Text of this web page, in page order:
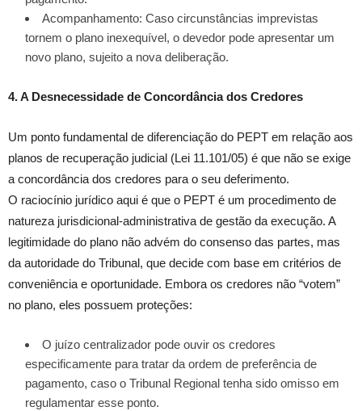
Acompanhamento: Caso circunstâncias imprevistas
tornem o plano inexequível, o devedor pode apresentar um
novo plano, sujeito a nova deliberação.
4. A Desnecessidade de Concordância dos Credores
Um ponto fundamental de diferenciação do PEPT em relação aos
planos de recuperação judicial (Lei 11.101/05) é que não se exige
a concordância dos credores para o seu deferimento.
O raciocínio jurídico aqui é que o PEPT é um procedimento de
natureza jurisdicional-administrativa de gestão da execução. A
legitimidade do plano não advém do consenso das partes, mas
da autoridade do Tribunal, que decide com base em critérios de
conveniência e oportunidade. Embora os credores não “votem”
no plano, eles possuem proteções:
O juízo centralizador pode ouvir os credores
especificamente para tratar da ordem de preferência de
pagamento, caso o Tribunal Regional tenha sido omisso em
regulamentar esse ponto.